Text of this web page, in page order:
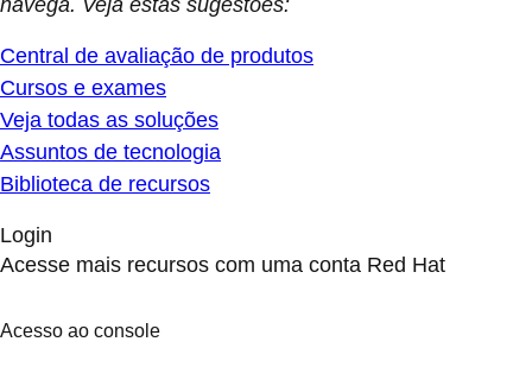
navega. Veja estas sugestões:
Central de avaliação de produtos
Cursos e exames
Veja todas as soluções
Assuntos de tecnologia
Biblioteca de recursos
Login
Acesse mais recursos com uma conta Red Hat
Acesso ao console